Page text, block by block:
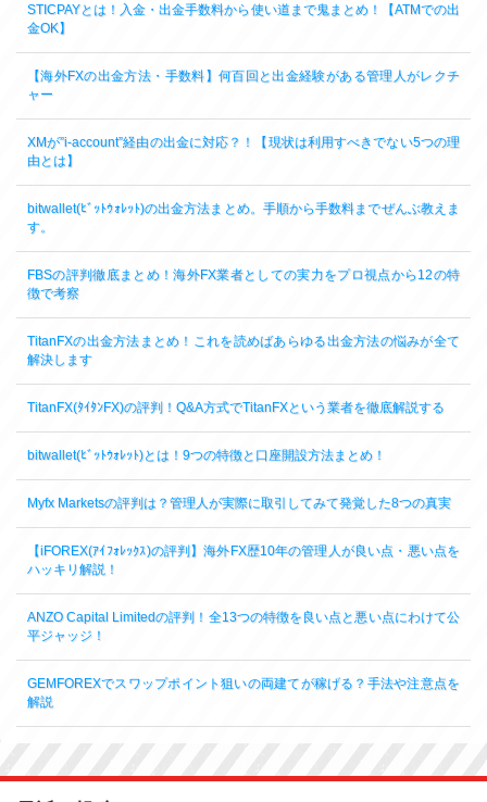
STICPAYとは！入金・出金手数料から使い道まで鬼まとめ！【ATMでの出
金OK】
【海外FXの出金方法・手数料】何百回と出金経験がある管理人がレクチ
ャー
XMが”i-account”経由の出金に対応？！【現状は利用すべきでない5つの理
由とは】
bitwallet(ﾋﾞｯﾄｳｫﾚｯﾄ)の出金方法まとめ。手順から手数料までぜんぶ教えま
す。
FBSの評判徹底まとめ！海外FX業者としての実力をプロ視点から12の特
徴で考察
TitanFXの出金方法まとめ！これを読めばあらゆる出金方法の悩みが全て
解決します
TitanFX(ﾀｲﾀﾝFX)の評判！Q&A方式でTitanFXという業者を徹底解説する
bitwallet(ﾋﾞｯﾄｳｫﾚｯﾄ)とは！9つの特徴と口座開設方法まとめ！
Myfx Marketsの評判は？管理人が実際に取引してみて発覚した8つの真実
【iFOREX(ｱｲﾌｫﾚｯｸｽ)の評判】海外FX歴10年の管理人が良い点・悪い点を
ハッキリ解説！
ANZO Capital Limitedの評判！全13つの特徴を良い点と悪い点にわけて公
平ジャッジ！
GEMFOREXでスワップポイント狙いの両建てが稼げる？手法や注意点を
解説